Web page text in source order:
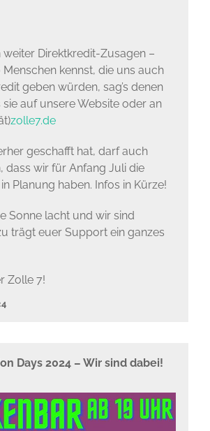
Direktkredit-Zusagen –
kennst, die uns auch
geben würden, sag’s denen
auf unsere Website oder an
zolle7.de
geschafft hat, darf auch
dass wir für Anfang Juli die
Planung haben. Infos in Kürze!
Sonne lacht und wir sind
trägt euer Support ein ganzes
Zolle 7!
Days 2024 – Wir sind dabei!